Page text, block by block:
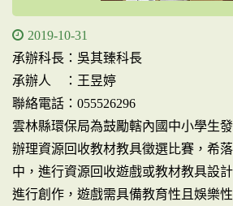
2019-10-31
承辦科長：吳其臻科長
承辦人 ：王昱婷
聯絡電話：055526296
雲林縣環保局為鼓勵轄內國中小學生
辦理資源回收教材教具徵選比賽，希
中，進行資源回收遊戲或教材教具設
進行創作，遊戲需具備教育性且娛樂